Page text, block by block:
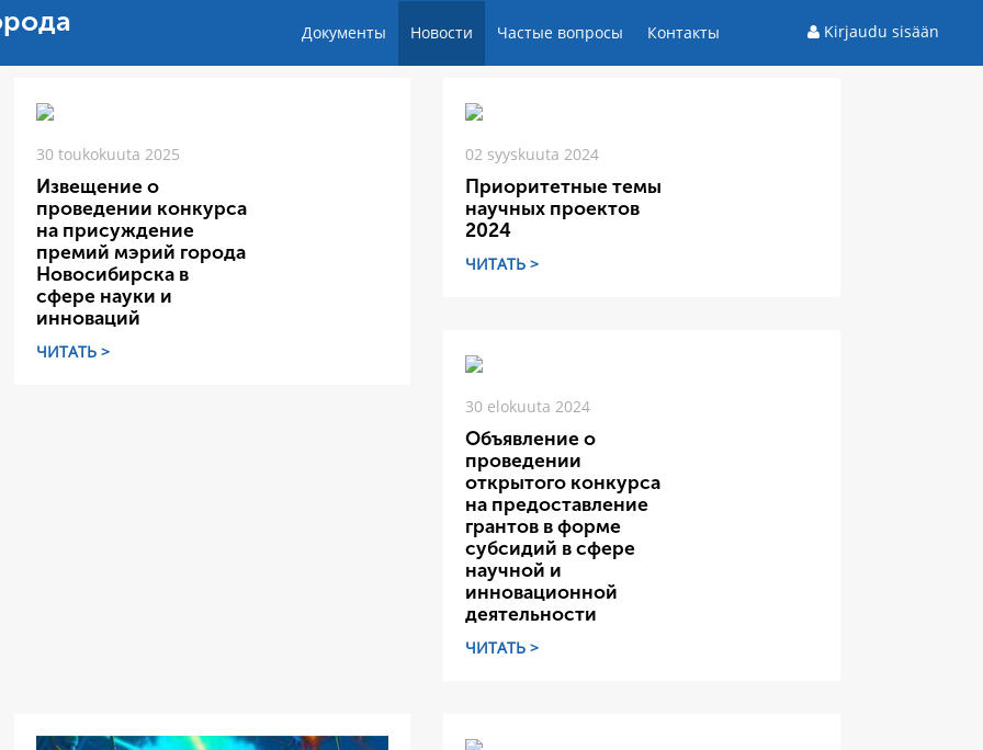
Документы Новости Частые вопросы Контакты Kirjaudu sisään
30 toukokuuta 2025
Извещение о
проведении конкурса
на присуждение
премий мэрий города
Новосибирска в
сфере науки и
инноваций
ЧИТАТЬ >
02 syyskuuta 2024
Приоритетные темы
научных проектов
2024
ЧИТАТЬ >
30 elokuuta 2024
Объявление о
проведении
открытого конкурса
на предоставление
грантов в форме
субсидий в сфере
научной и
инновационной
деятельности
ЧИТАТЬ >